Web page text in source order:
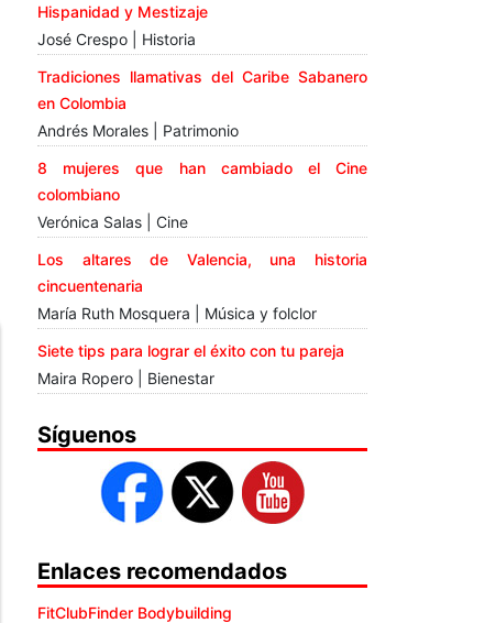
Hispanidad y Mestizaje
José Crespo | Historia
Tradiciones llamativas del Caribe Sabanero
en Colombia
Andrés Morales | Patrimonio
8 mujeres que han cambiado el Cine
colombiano
Verónica Salas | Cine
Los altares de Valencia, una historia
cincuentenaria
María Ruth Mosquera | Música y folclor
Siete tips para lograr el éxito con tu pareja
Maira Ropero | Bienestar
Síguenos
Enlaces recomendados
FitClubFinder Bodybuilding